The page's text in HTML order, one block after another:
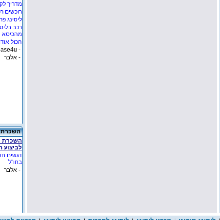
מדריך
רוכשים
ליסינג
רכב
מהכיסא
הכול
- lease4u
- אלבר
השכרת
השכרת
לביצוע
דגשים
בחו"ל
- אלבר